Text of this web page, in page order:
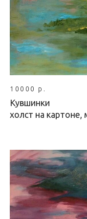
10000 р.
Кувшинки
холст на картоне,